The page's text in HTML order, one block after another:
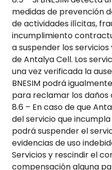
medidas de prevención
de actividades ilícitas,
incumplimiento
a suspender los
deAntalya Cell. Los
una vez verificada la
BNESIM podrá
para reclamar los daños
8.6 – En caso de que
del servicio que
podrá suspender el
evidencias de uso
Servicios y rescindir el
compensación alguna